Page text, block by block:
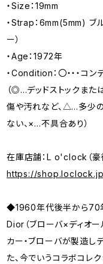
・Size：19mm
・Strap：6mm(5mm) ブ
ー）
・Age：1972年
・Condition：〇・・・コ
（◎…デッドストックま
傷や汚れなど、△…多少
ない、×…不具合あり）
在庫店舗：L o'clock（豪
https://
◆1960年代後半から70
Dior（ブローバ×ディオー
カー・ブローバが製造し
た、今でいうコラボコレク